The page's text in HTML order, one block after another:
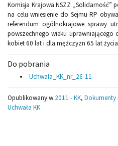
Komisja Krajowa NSZZ „Solidarność”
na celu wniesienie do Sejmu RP
referendum ogólnokrajowe sprawy
powszechnego wieku
kobiet 60 lat i dla mężczyzn 65 lat
Do pobrania
Uchwala_KK_nr_26-11
Opublikowany w 2011 - KK, Dokumenty
Uchwała KK